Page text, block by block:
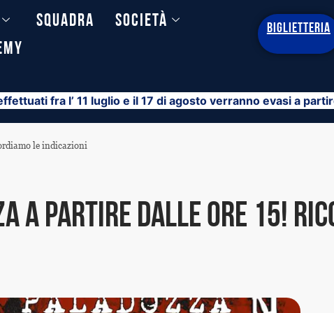
Squadra
Società
BIGLIETTERIA
fra l’ 11 luglio e il 17 di agosto verranno evasi a
le indicazioni
a partire dalle ore 15!